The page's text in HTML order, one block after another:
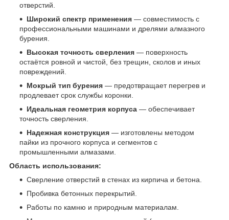
отверстий.
Широкий спектр применения — совместимость с
профессиональными машинами и дрелями алмазного
бурения.
Высокая точность сверления — поверхность
остаётся ровной и чистой, без трещин, сколов и иных
повреждений.
Мокрый тип бурения — предотвращает перегрев и
продлевает срок службы коронки.
Идеальная геометрия корпуса — обеспечивает
точность сверления.
Надежная конструкция — изготовлены методом
пайки из прочного корпуса и сегментов с
промышленными алмазами.
Область использования:
Сверление отверстий в стенах из кирпича и бетона.
Пробивка бетонных перекрытий.
Работы по камню и природным материалам.